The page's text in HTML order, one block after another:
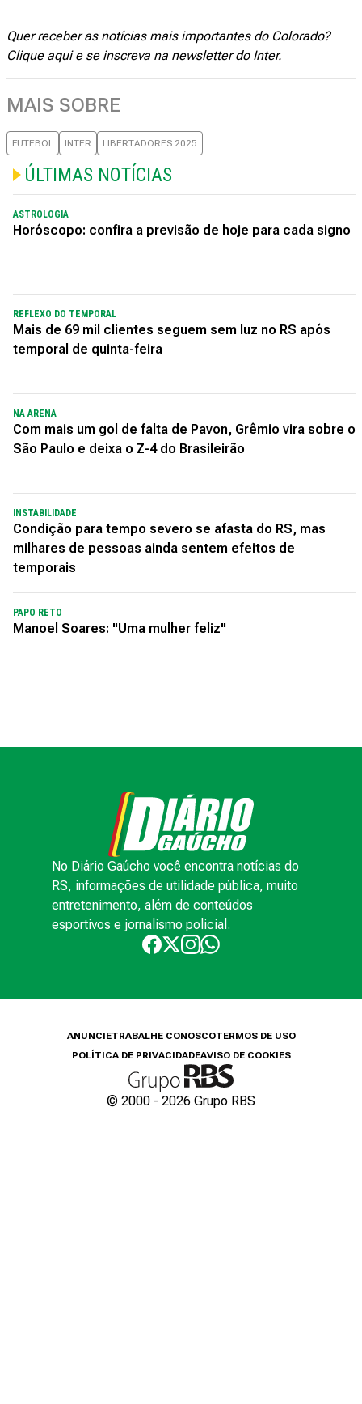
Quer receber as notícias mais importantes do Colorado?
Clique aquie se inscreva na newsletter do Inter.
MAIS SOBRE
FUTEBOL INTER LIBERTADORES 2025
ÚLTIMAS NOTÍCIAS
ASTROLOGIA
Horóscopo: confira a previsão de hoje para cada signo
REFLEXO DO TEMPORAL
Mais de 69 mil clientes seguem sem luz no RS após
temporal de quinta-feira
NA ARENA
Com mais um gol de falta de Pavon, Grêmio vira sobre o
São Paulo e deixa o Z-4 do Brasileirão
INSTABILIDADE
Condição para tempo severo se afasta do RS, mas
milhares de pessoas ainda sentem efeitos de
temporais
PAPO RETO
Manoel Soares: "Uma mulher feliz"
No Diário Gaúcho você encontra notícias do
RS, informações de utilidade pública, muito
entretenimento, além de conteúdos
esportivos e jornalismo policial.
ANUNCIETRABALHE CONOSCOTERMOS DE USO
POLÍTICA DE PRIVACIDADEAVISO DE COOKIES
© 2000 - 2026 Grupo RBS